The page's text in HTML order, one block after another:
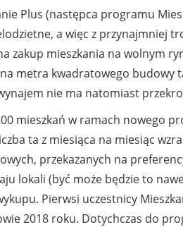
Plus (następca programu
a więc z przynajmniej
zakup mieszkania na wolnym
metra kwadratowego
nie ma natomiast
mieszkań w ramach nowego
ta z miesiąca na miesiąc
przekazanych na
lokali (być może będzie to
Pierwsi uczestnicy
2018 roku. Dotychczas do